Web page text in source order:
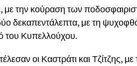
την κούραση των
δεκαπεντάλεπτα, με τη
του Κυπελλούχου.
οι Καστράτι και Τζίτζης,